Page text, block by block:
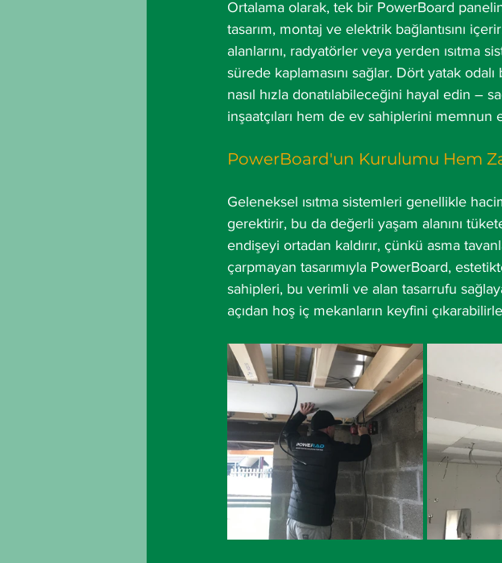
Ortalama olarak, tek bir PowerBoard
tasarım, montaj ve elektrik bağlantısını
alanlarını, radyatörler veya yerden ısıtma
sürede kaplamasını sağlar. Dört yatak
nasıl hızla donatılabileceğini hayal edin –
inşaatçıları hem de ev sahiplerini memnun
PowerBoard'un Kurulumu Hem
Geleneksel ısıtma sistemleri genellikle
gerektirir, bu da değerli yaşam alanını
endişeyi ortadan kaldırır, çünkü asma
çarpmayan tasarımıyla PowerBoard,
sahipleri, bu verimli ve alan tasarrufu
açıdan hoş iç mekanların keyfini